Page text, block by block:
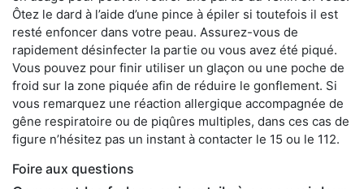
Ôtez le dard à l’aide d’une pince à épiler si toutefois il est
resté enfoncer dans votre peau. Assurez-vous de
rapidement désinfecter la partie ou vous avez été piqué.
Vous pouvez pour finir utiliser un glaçon ou une poche de
froid sur la zone piquée afin de réduire le gonflement. Si
vous remarquez une réaction allergique accompagnée de
gêne respiratoire ou de piqûres multiples, dans ces cas de
figure n’hésitez pas un instant à contacter le 15 ou le 112.
Foire aux questions